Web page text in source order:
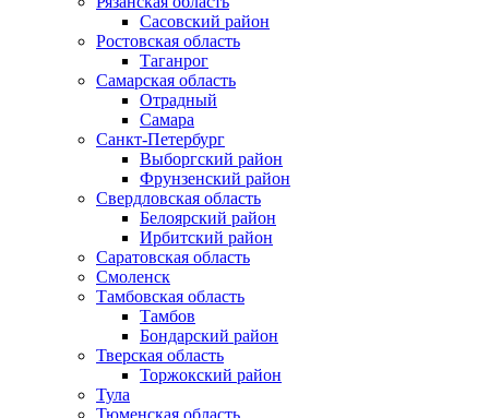
Сасовский район
Ростовская область
Таганрог
Самарская область
Отрадный
Самара
Санкт-Петербург
Выборгский район
Фрунзенский район
Свердловская область
Белоярский район
Ирбитский район
Саратовская область
Смоленск
Тамбовская область
Тамбов
Бондарский район
Тверская область
Торжокский район
Тула
Тюменская область